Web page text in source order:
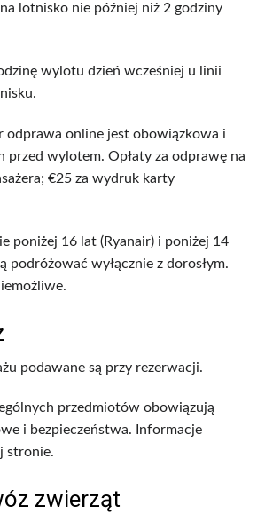
lotnisko nie później niż 2 godziny
wylotu dzień wcześniej u linii
odprawa online jest obowiązkowa i
przed wylotem. Opłaty za odprawę na
€25 za wydruk karty
poniżej 16 lat (Ryanair) i poniżej 14
podróżować wyłącznie z dorosłym.
podawane są przy rezerwacji.
przedmiotów obowiązują
i bezpieczeństwa. Informacje
stronie.
zwierząt